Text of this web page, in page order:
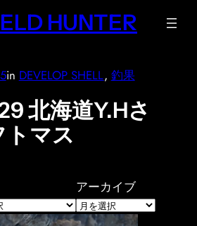
HUNTER
in DEVELOP SHELL, 釣果
北海道Y.Hさ
トマス
アーカイブ